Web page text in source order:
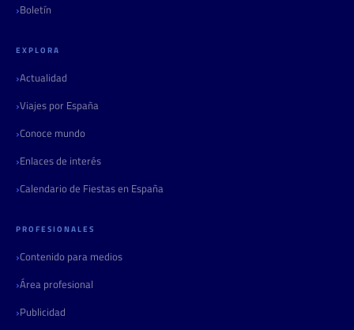
Boletín
EXPLORA
Actualidad
Viajes por España
Conoce mundo
Enlaces de interés
Calendario de Fiestas en España
PROFESIONALES
Contenido para medios
Área profesional
Publicidad